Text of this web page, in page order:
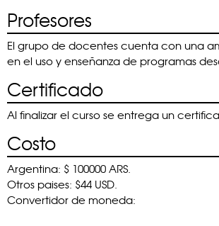
Profesores
El grupo de docentes cuenta con una
en el uso y enseñanza de programas
Certificado
Al finalizar el curso se entrega un
Costo
Argentina: $ 100000 ARS.
Otros paises: $44 USD.
Convertidor de moneda: